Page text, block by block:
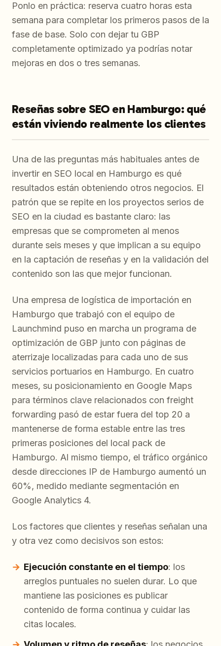
Ponlo en práctica: reserva cuatro horas esta
semana para completar los primeros pasos de la
fase de base. Solo con dejar tu GBP
completamente optimizado ya podrías notar
mejoras en dos o tres semanas.
Reseñas sobre SEO en Hamburgo: qué
están viviendo realmente los clientes
Una de las preguntas más habituales antes de
invertir en SEO local en Hamburgo es qué
resultados están obteniendo otros negocios. El
patrón que se repite en los proyectos serios de
SEO en la ciudad es bastante claro: las
empresas que se comprometen al menos
durante seis meses y que implican a su equipo
en la captación de reseñas y en la validación del
contenido son las que mejor funcionan.
Una empresa de logística de importación en
Hamburgo que trabajó con el equipo de
Launchmind puso en marcha un programa de
optimización de GBP junto con páginas de
aterrizaje localizadas para cada uno de sus
servicios portuarios en Hamburgo. En cuatro
meses, su posicionamiento en Google Maps
para términos clave relacionados con freight
forwarding pasó de estar fuera del top 20 a
mantenerse de forma estable entre las tres
primeras posiciones del local pack de
Hamburgo. Al mismo tiempo, el tráfico orgánico
desde direcciones IP de Hamburgo aumentó un
60%, medido mediante segmentación en
Google Analytics 4.
Los factores que clientes y reseñas señalan una
y otra vez como decisivos son estos:
Ejecución constante en el tiempo: los
arreglos puntuales no suelen durar. Lo que
mantiene las posiciones es publicar
contenido de forma continua y cuidar las
citas locales.